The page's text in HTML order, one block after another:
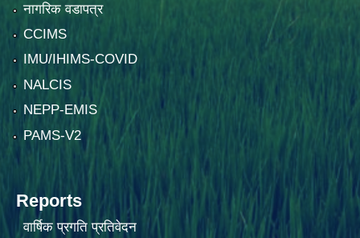
नागरिक वडापत्र
CCIMS
IMU/IHIMS-COVID
NALCIS
NEPP-EMIS
PAMS-V2
Reports
वार्षिक प्रगति प्रतिवेदन